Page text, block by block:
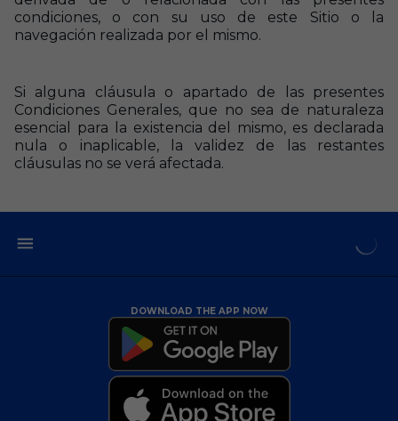
condiciones, o con su uso de este Sitio o la
navegación realizada por el mismo.
Si alguna cláusula o apartado de las presentes
Condiciones Generales, que no sea de naturaleza
esencial para la existencia del mismo, es declarada
nula o inaplicable, la validez de las restantes
cláusulas no se verá afectada.
DOWNLOAD THE APP NOW